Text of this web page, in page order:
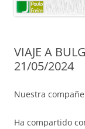
VIAJE A
21/05/2024
Nuestra
Ha compartido